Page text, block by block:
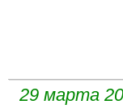
29 марта